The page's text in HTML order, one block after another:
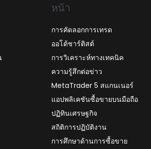
หน้า
การคัดลอกการเทรด
ออโต้ชาร์ติสต์
การวิเคราะห์ทางเทคนิค
ความรู้สึกต่อข่าว
MetaTrader 5 สแกนเนอร์
แอปพลิเคชันซื้อขายบนมือถือ
ปฏิทินเศรษฐกิจ
สถิติการปฏิบัติงาน
การศึกษาด้านการซื้อขาย